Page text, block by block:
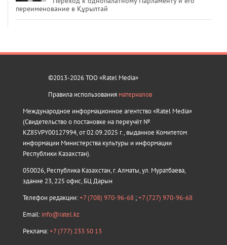
переименование в Құрылтай
©2013-2026 ТОО «Ratel Media»
Правила использования материалов
Международное информационное агентство «Ratel Media»
(Свидетельство о постановке на переучёт №
KZ85VPY00127994, от 02.09.2025 г., выданное Комитетом
информации Министерства культуры и информации
Республики Казахстан).
050026, Республика Казахстан, г. Алматы, ул. Муратбаева,
здание 23, 225 офис, БЦ Дарын
Телефон редакции:+7 (708) 970-96-68 ;+7 (727) 970-96-68
Email: info@ratel.kz
Реклама:+7 (777) 233 50 13